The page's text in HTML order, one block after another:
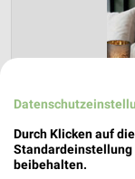
Durch Klicken auf
beibehalten.